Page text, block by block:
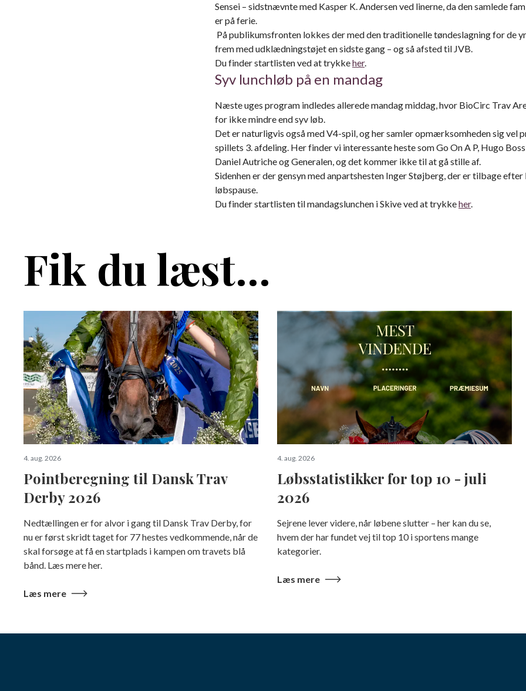
Sensei – sidstnævnte med Kasper K. Andersen ved linerne, da den samlede
er på ferie.
På publikumsfronten lokkes der med den traditionelle tøndeslagning for de
frem med udklædningstøjet en sidste gang – og så afsted til JVB.
Du finder startlisten ved at trykkeher.
Syv lunchløb på en mandag
Næste uges program indledes allerede mandag middag, hvor BioCirc Trav
for ikke mindre end syv løb.
Det er naturligvis også med V4-spil, og her samler opmærksomheden sig vel
spillets 3. afdeling. Her finder vi interessante heste som Go On A P, Hugo
Daniel Autriche og Generalen, og det kommer ikke til at gå stille af.
Sidenhen er der gensyn med anpartshesten Inger Støjberg, der er tilbage efter
løbspause.
Du finder startlisten til mandagslunchen i Skive ved at trykkeher.
Fik du læst...
4. aug. 2026
Pointberegning til Dansk Trav
Derby 2026
Nedtællingen er for alvor i gang til Dansk Trav Derby, for
nu er først skridt taget for 77 hestes vedkommende, når de
skal forsøge at få en startplads i kampen om travets blå
bånd. Læs mere her.
Læs mere
4. aug. 2026
Løbsstatistikker for top 10 - juli
2026
Sejrene lever videre, når løbene slutter – her kan du se,
hvem der har fundet vej til top 10 i sportens mange
kategorier.
Læs mere